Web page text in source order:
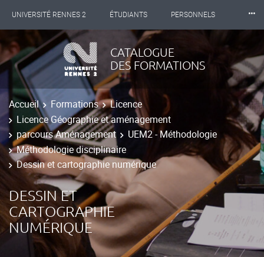
UNIVERSITÉ RENNES 2 ÉTUDIANTS PERSONNELS
INTERNATIONAL PROFESSIONNELS
LES NOUVELLES DE RENNES 2
⸱⸱⸱
CATALOGUE
DES FORMATIONS
Accueil Formations
Licence
Licence Géographie et aménagement
parcours Aménagement
UEM2 - Méthodologie
Méthodologie disciplinaire
Dessin et cartographie numérique
DESSIN ET
CARTOGRAPHIE
NUMÉRIQUE